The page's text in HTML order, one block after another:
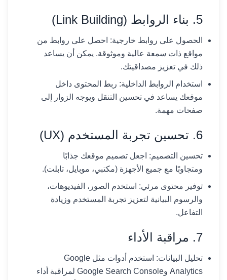
5. بناء الروابط (Link Building)
الحصول على روابط خارجية: احصل على روابط من
مواقع ذات سمعة عالية وموثوقة. يمكن أن يساعد
ذلك في تعزيز مصداقيتك.
استخدام الروابط الداخلية: ربط المحتوى داخل
موقعك يساعد في تحسين التنقل ويوجه الزوار إلى
صفحات مهمة.
6. تحسين تجربة المستخدم (UX)
تحسين التصميم: اجعل تصميم موقعك جذابًا
ومتجاوبًا مع جميع الأجهزة (مكتبي، موبايل، تابلت).
توفير محتوى مرئي: استخدم الصور، الفيديوهات،
والرسوم البيانية لتعزيز تجربة المستخدم وزيادة
التفاعل.
7. مراقبة الأداء
تحليل البيانات: استخدم أدوات مثل Google
Analytics وGoogle Search Console لمراقبة أداء